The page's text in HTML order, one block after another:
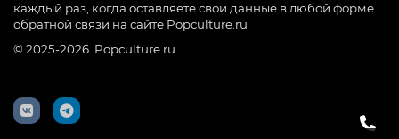
каждый раз, когда оставляете свои данные в любой форме
обратной связи на сайте Popculture.ru
© 2025-2026. Popculture.ru